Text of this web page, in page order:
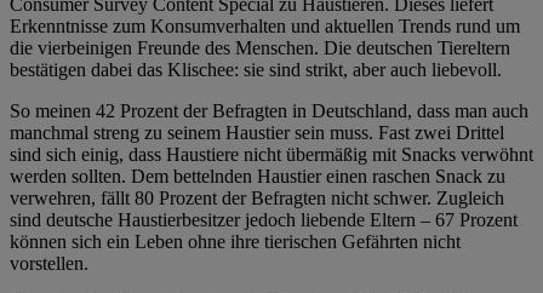
Consumer Survey Content Special zu Haustieren. Dieses liefert
Erkenntnisse zum Konsumverhalten und aktuellen Trends rund um
die vierbeinigen Freunde des Menschen. Die deutschen Tiereltern
bestätigen dabei das Klischee: sie sind strikt, aber auch liebevoll.
So meinen 42 Prozent der Befragten in Deutschland, dass man auch
manchmal streng zu seinem Haustier sein muss. Fast zwei Drittel
sind sich einig, dass Haustiere nicht übermäßig mit Snacks verwöhnt
werden sollten. Dem bettelnden Haustier einen raschen Snack zu
verwehren, fällt 80 Prozent der Befragten nicht schwer. Zugleich
sind deutsche Haustierbesitzer jedoch liebende Eltern – 67 Prozent
können sich ein Leben ohne ihre tierischen Gefährten nicht
vorstellen.